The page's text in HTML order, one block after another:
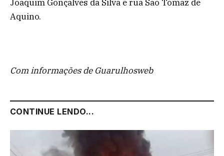
Joaquim Gonçalves da Silva e rua São Tomaz de
Aquino.
Com informações de Guarulhosweb
CONTINUE LENDO...